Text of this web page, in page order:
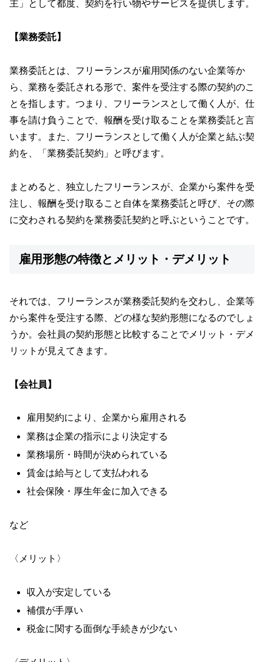
主」として都度、契約を行い物やサービスを提供します。
【業務委託】
業務委託とは、フリーランスが雇用関係のない企業等か
ら、業務を委託される形で、案件を受注する際の契約のこ
とを指します。つまり、フリーランスとして働く人が、仕
事を請け負うことで、報酬を受け取ることを業務委託と言
います。また、フリーランスとして働く人が企業と結ぶ契
約を、「業務委託契約」と呼びます。
まとめると、独立したフリーランスが、企業から案件を受
注し、報酬を受け取ること自体を業務委託と呼び、その際
に交わされる契約を業務委託契約と呼ぶということです。
雇用形態の特徴とメリット・デメリット
それでは、フリーランスが業務委託契約を交わし、企業等
から案件を受注する際、どの様な契約形態になるのでしょ
うか。会社員の契約形態と比較することでメリット・デメ
リットが見えてきます。
【会社員】
雇用契約により、企業から雇用される
業務は企業の指示により決定する
業務場所・時間が決められている
賃金は給与として支払われる
社会保険・厚生年金に加入できる
など
〈メリット〉
収入が安定している
補償が手厚い
税金に関する面倒な手続きが少ない